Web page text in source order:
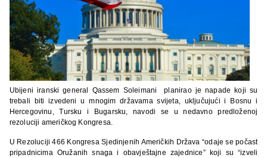
Ubijeni iranski general Qassem Soleimani planirao je napade koji su
trebali biti izvedeni u mnogim državama svijeta, uključujući i Bosnu i
Hercegovinu, Tursku i Bugarsku, navodi se u nedavno predloženoj
rezoluciji američkog Kongresa.
U Rezoluciji 466 Kongresa Sjedinjenih Američkih Država “odaje se počast
pripadnicima Oružanih snaga i obavještajne zajednice” koji su “izveli